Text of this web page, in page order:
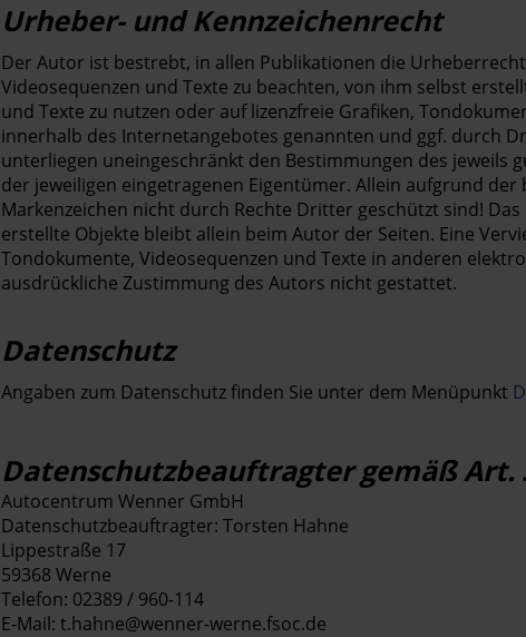
Urheber- und Kennzeichenrecht
Der Autor ist bestrebt, in allen Publikationen die
Videosequenzen und Texte zu beachten, von ihm selbst
und Texte zu nutzen oder auf lizenzfreie Grafiken,
innerhalb des Internetangebotes genannten und ggf. durch
unterliegen uneingeschränkt den Bestimmungen des jeweils
der jeweiligen eingetragenen Eigentümer. Allein aufgrund
Markenzeichen nicht durch Rechte Dritter geschützt sind!
erstellte Objekte bleibt allein beim Autor der Seiten. Eine
Tondokumente, Videosequenzen und Texte in anderen
ausdrückliche Zustimmung des Autors nicht gestattet.
Datenschutz
Angaben zum Datenschutz finden Sie unter dem Menüpunkt
Datenschutzbeauftragter gemäß Art.
Autocentrum Wenner GmbH
Datenschutzbeauftragter: Torsten Hahne
Lippestraße 17
59368 Werne
Telefon: 02389 / 960-114
E-Mail: t.hahne@wenner-werne.fsoc.de